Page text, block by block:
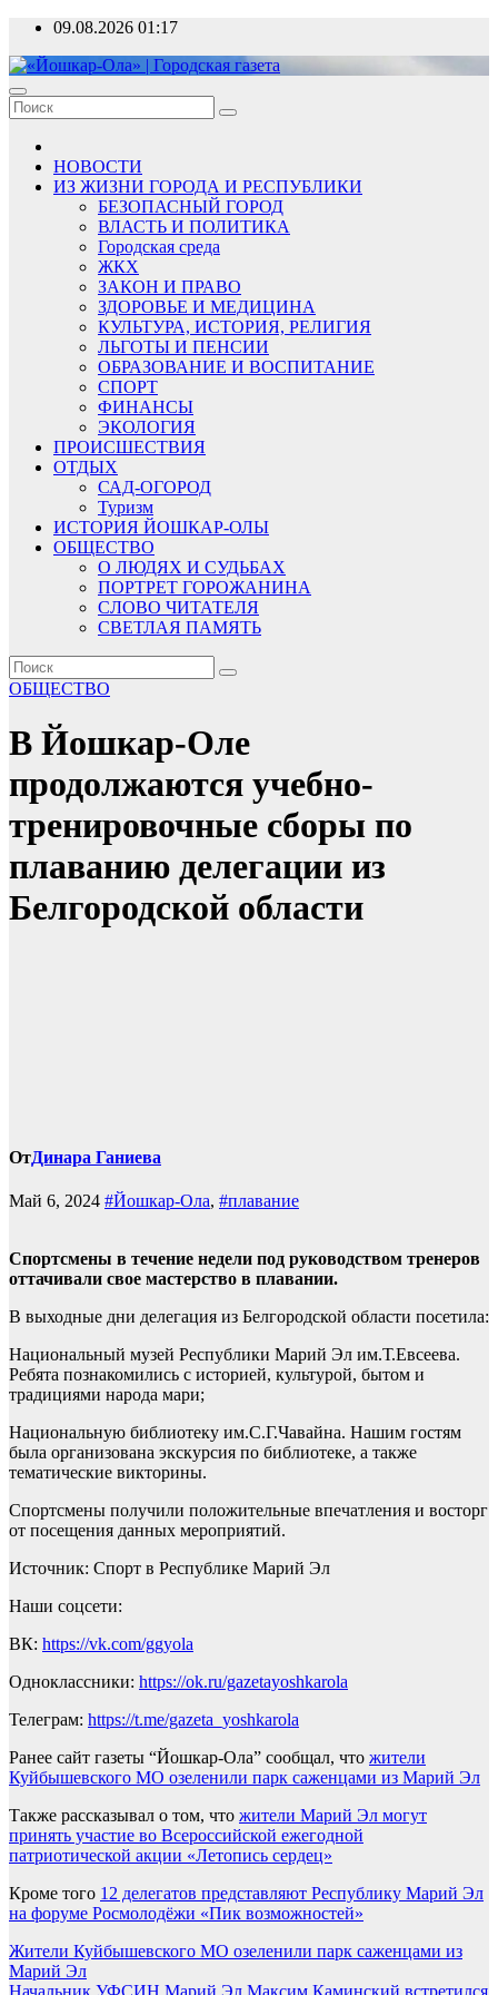
Перейти
содержимому
09.08.2026 01:17
«Йошкар-Ола» | Городская газета
Новости, события, люди
НОВОСТИ
ИЗ ЖИЗНИ ГОРОДА И РЕСПУБЛИКИ
БЕЗОПАСНЫЙ ГОРОД
ВЛАСТЬ И ПОЛИТИКА
Городская среда
ЖКХ
ЗАКОН И ПРАВО
ЗДОРОВЬЕ И МЕДИЦИНА
КУЛЬТУРА, ИСТОРИЯ, РЕЛИГИЯ
ЛЬГОТЫ И ПЕНСИИ
ОБРАЗОВАНИЕ И ВОСПИТАНИЕ
СПОРТ
ФИНАНСЫ
ЭКОЛОГИЯ
ПРОИСШЕСТВИЯ
ОТДЫХ
САД-ОГОРОД
Туризм
ИСТОРИЯ ЙОШКАР-ОЛЫ
ОБЩЕСТВО
О ЛЮДЯХ И СУДЬБАХ
ПОРТРЕТ ГОРОЖАНИНА
СЛОВО ЧИТАТЕЛЯ
СВЕТЛАЯ ПАМЯТЬ
ОБЩЕСТВО
В Йошкар-Оле
продолжаются учебно-
тренировочные сборы по
плаванию делегации из
Белгородской области
ОтДинара Ганиева
Май 6, 2024 #Йошкар-Ола, #плавание
Спортсмены в течение недели под руководством тренеров
оттачивали свое мастерство в плавании.
В выходные дни делегация из Белгородской области посетила:
Национальный музей Республики Марий Эл им.Т.Евсеева.
Ребята познакомились с историей, культурой, бытом и
традициями народа мари;
Национальную библиотеку им.С.Г.Чавайна. Нашим гостям
была организована экскурсия по библиотеке, а также
тематические викторины.
Спортсмены получили положительные впечатления и восторг
от посещения данных мероприятий.
Источник: Спорт в Республике Марий Эл
Наши соцсети:
ВК: https://vk.com/ggyola
Одноклассники: https://ok.ru/gazetayoshkarola
Телеграм: https://t.me/gazeta_yoshkarola
Ранее сайт газеты “Йошкар-Ола” сообщал, что жители
Куйбышевского МО озеленили парк саженцами из Марий Эл
Также рассказывал о том, что жители Марий Эл могут
принять участие во Всероссийской ежегодной
патриотической акции «Летопись сердец»
Кроме того 12 делегатов представляют Республику Марий Эл
на форуме Росмолодёжи «Пик возможностей»
Навигация
по
Жители Куйбышевского МО озеленили парк саженцами из
Марий Эл